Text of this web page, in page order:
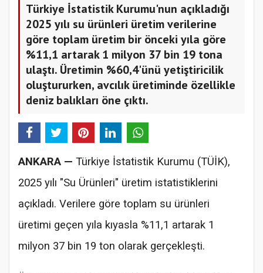
Türkiye İstatistik Kurumu'nun açıkladığı
2025 yılı su ürünleri üretim verilerine
göre toplam üretim bir önceki yıla göre
%11,1 artarak 1 milyon 37 bin 19 tona
ulaştı. Üretimin %60,4'ünü yetiştiricilik
oluştururken, avcılık üretiminde özellikle
deniz balıkları öne çıktı.
ANKARA — Türkiye İstatistik Kurumu (TÜİK),
2025 yılı "Su Ürünleri" üretim istatistiklerini
açıkladı. Verilere göre toplam su ürünleri
üretimi geçen yıla kıyasla %11,1 artarak 1
milyon 37 bin 19 ton olarak gerçekleşti.